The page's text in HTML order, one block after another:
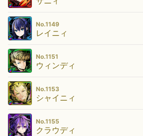
No.1149
レイニィ
No.1151
ウィンディ
No.1153
シャイニィ
No.1155
クラウディ